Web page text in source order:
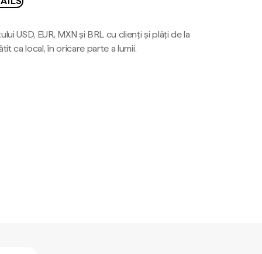
USD, EUR, MXN și BRL cu clienți și plăți de la
ca local, în oricare parte a lumii.